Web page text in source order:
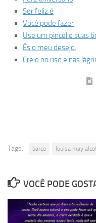
Ser feliz é
Você pode fazer
Use um pincel e suas
És o meu desejo.
Creio no riso e nas
Tags: barco louisa may
VOCÊ PODE